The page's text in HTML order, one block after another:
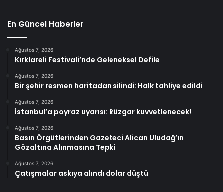
En Güncel Haberler
Ağustos 7, 2026
Kırklareli Festivali’nde Geleneksel Defile
Ağustos 7, 2026
Bir şehir resmen haritadan silindi: Halk tahliye edildi
Ağustos 7, 2026
İstanbul’a poyraz uyarısı: Rüzgar kuvvetlenecek!
Ağustos 7, 2026
Basın Örgütlerinden Gazeteci Alican Uludağ’ın
Gözaltına Alınmasına Tepki
Ağustos 7, 2026
Çatışmalar askıya alındı dolar düştü